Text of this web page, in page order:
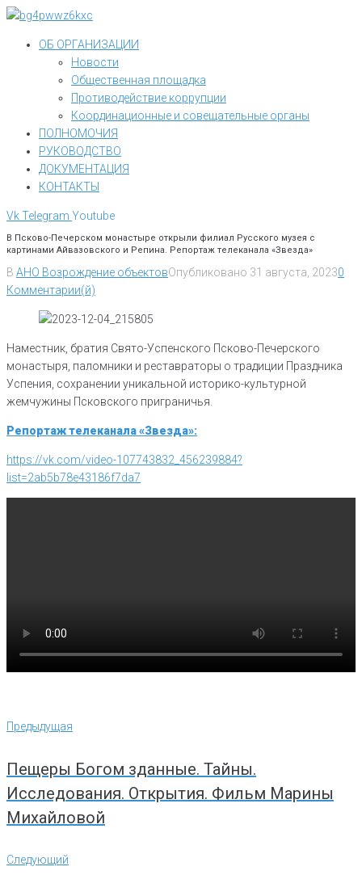
Перейти
контентуОБ ОРГАНИЗАЦИИ
Новости
Общественная площадка
Противодействие коррупции
Координационные и совещательные органы
ПОЛНОМОЧИЯ
РУКОВОДСТВО
ДОКУМЕНТАЦИЯ
КОНТАКТЫ
VkTelegram Youtube
В Псково-Печерском монастыре открыли филиал Русского музея с
картинами Айвазовского и Репина. Репортаж телеканала «Звезда»
В АНО Возрождение объектовОпубликовано 31 августа, 20230
Комментарии(й)
Наместник, братия Свято-Успенского Псково-Печерского
монастыря, паломники и реставраторы о традиции Праздника
Успения, сохранении уникальной историко-культурной
жемчужины Псковского приграничья.
Репортаж телеканала «Звезда»:
https://vk.com/video-107743832_456239884?
list=2ab5b78e43186f7da7
Навигация
по
Предыдущая
Предыдущая
Пещеры Богом зданные. Тайны.
Исследования. Открытия. Фильм Марины
Михайловой
Следующий
Следующий